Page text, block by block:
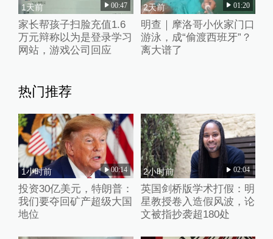
1天前 00:47
家长帮孩子扫脸充值1.6
万元辩称以为是登录学习
网站，游戏公司回应
2天前 01:20
明查｜摩洛哥小伙家门口
游泳，成“偷渡西班牙”？
离大谱了
热门推荐
1小时前 00:14
投资30亿美元，特朗普：
我们要夺回矿产超级大国
地位
2小时前 02:04
英国剑桥版学术打假：明
星教授卷入造假风波，论
文被指抄袭超180处